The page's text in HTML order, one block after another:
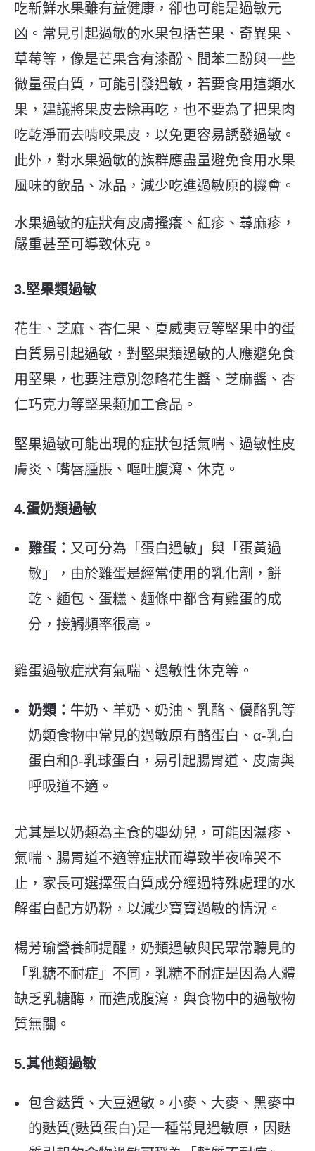
吃新鮮水果雖有益健康，卻也可能是過敏元
凶。常見引起過敏的水果包括芒果、奇異果、
草莓等，像是芒果含有漆酚、間苯二酚與一些
微量蛋白質，可能引發過敏，若要食用這類水
果，建議將果皮去除再吃，也不要為了把果肉
吃乾淨而去啃咬果皮，以免更容易誘發過敏。
此外，對水果過敏的族群應盡量避免食用水果
風味的飲品、冰品，減少吃進過敏原的機會。
水果過敏的症狀有皮膚搔癢、紅疹、蕁麻疹，
嚴重甚至可導致休克。
3.堅果類過敏
花生、芝麻、杏仁果、夏威夷豆等堅果中的蛋
白質易引起過敏，對堅果類過敏的人應避免食
用堅果，也要注意別忽略花生醬、芝麻醬、杏
仁巧克力等堅果類加工食品。
堅果過敏可能出現的症狀包括氣喘、過敏性皮
膚炎、嘴唇腫脹、嘔吐腹瀉、休克。
4.蛋奶類過敏
雞蛋： 又可分為「蛋白過敏」與「蛋黃過
敏」，由於雞蛋是經常使用的乳化劑，餅
乾、麵包、蛋糕、麵條中都含有雞蛋的成
分，接觸頻率很高。
雞蛋過敏症狀有氣喘、過敏性休克等。
奶類： 牛奶、羊奶、奶油、乳酪、優酪乳等
奶類食物中常見的過敏原有酪蛋白、α-乳白
蛋白和β-乳球蛋白，易引起腸胃道、皮膚與
呼吸道不適。
尤其是以奶類為主食的嬰幼兒，可能因濕疹、
氣喘、腸胃道不適等症狀而導致半夜啼哭不
止，家長可選擇蛋白質成分經過特殊處理的水
解蛋白配方奶粉，以減少寶寶過敏的情況。
楊芳瑜營養師提醒，奶類過敏與民眾常聽見的
「 乳糖不耐症」不同，乳糖不耐症是因為人體
缺乏乳糖酶，而造成腹瀉，與食物中的過敏物
質無關。
5.其他類過敏
包含麩質、大豆過敏。小麥、大麥、黑麥中
的麩質(麩質蛋白)是一種常見過敏原，因麩